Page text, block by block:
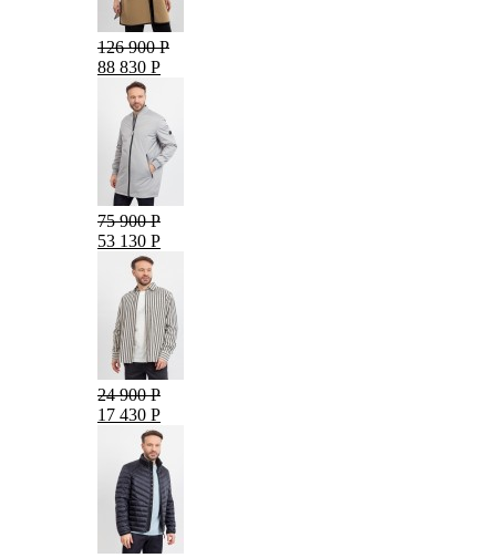
126 900 Р
88 830 Р
75 900 Р
53 130 Р
24 900 Р
17 430 Р